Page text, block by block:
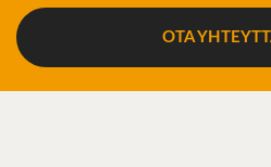
OTA